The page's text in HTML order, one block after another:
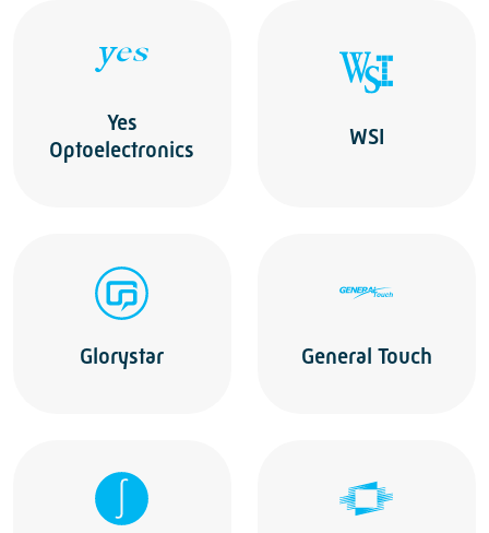
Yes
Optoelectronics
WSI
Glorystar General Touch